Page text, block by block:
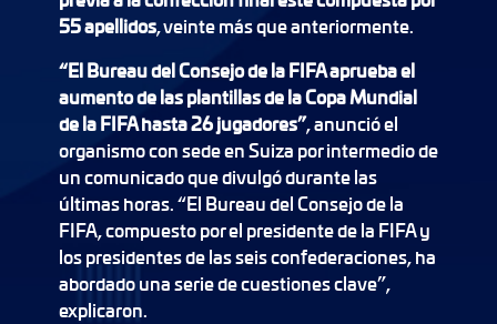
55 apellidos, veinte más que anteriormente.
“El Bureau del Consejo de la FIFA aprueba el
aumento de las plantillas de la Copa Mundial
de la FIFA hasta 26 jugadores”, anunció el
organismo con sede en Suiza por intermedio de
un comunicado que divulgó durante las
últimas horas. “El Bureau del Consejo de la
FIFA, compuesto por el presidente de la FIFA y
los presidentes de las seis confederaciones, ha
abordado una serie de cuestiones clave”,
explicaron.